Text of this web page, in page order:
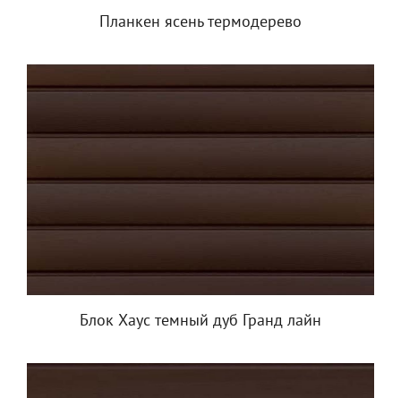
Планкен ясень термодерево
Блок Хаус темный дуб Гранд лайн